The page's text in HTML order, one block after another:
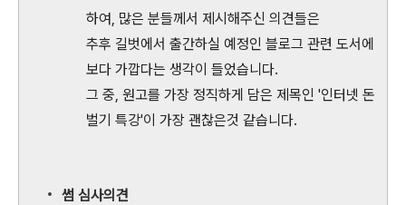
하여, 많은 분들께서 제시해주신 의견들은
추후 길벗에서 출간하실 예정인 블로그 관련 도서에
보다 가깝다는 생각이 들었습니다.
그 중, 원고를 가장 정직하게 담은 제목인 '인터넷 돈
벌기 특강'이 가장 괜찮은것 같습니다.
썸 심사의견